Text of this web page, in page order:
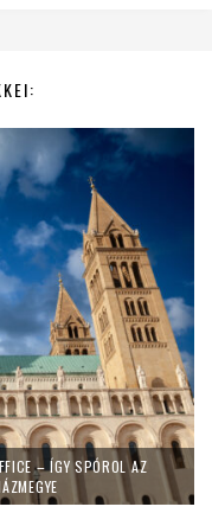
– ÍGY SPÓROL AZ